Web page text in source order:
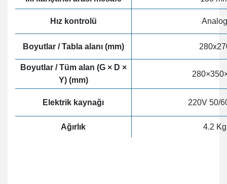
Hız kontrolü Analog
Boyutlar / Tabla alanı (mm)
Boyutlar / Tüm alan (G × D ×
Y) (mm)
Elektrik kaynağı 220V 50/
Ağırlık 4.2 Kg